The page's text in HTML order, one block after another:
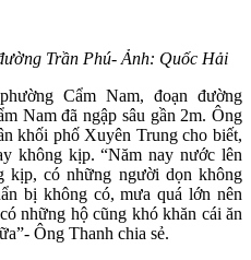
Trần Phú- Ảnh: Quốc Hải
Cẩm Nam, đoạn đường
Nam đã ngập sâu gần 2m. Ông
khối phố Xuyên Trung cho biết,
không kịp. “Năm nay nước lên
kịp, có những người dọn không
bị không có, mưa quá lớn nên
những hộ cũng khó khăn cái ăn
Ông Thanh chia sẻ.